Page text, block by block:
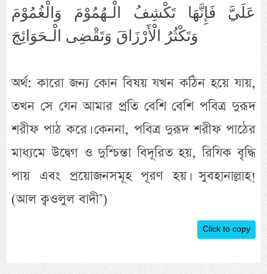
عَلَيَّ فَإِنَّهَا تَكْشِفُ الْـهُمُوْمَ وَالْغُمُوْمَ
وَتَكْثُرُ الْأَرْزَاقَ وَتَقْضِى الْـحَوَائِجَ
অর্থ: কারো জন্য কোন বিষয় যখন কঠিন হয়ে যায়,
তখন সে যেন আমার প্রতি বেশি বেশি পবিত্র দুরূদ
শরীফ পাঠ করে। কেননা, পবিত্র দুরূদ শরীফ পাঠের
মাধ্যমে উদ্বেগ ও দুশ্চিন্তা বিদূরিত হয়, রিযিক বৃদ্ধি
পায় এবং প্রয়োজনসমূহ পূরণ হয়। সুবহানাল্লাহ!
(আল ক্বওলুল বাদী’)
Click to copy